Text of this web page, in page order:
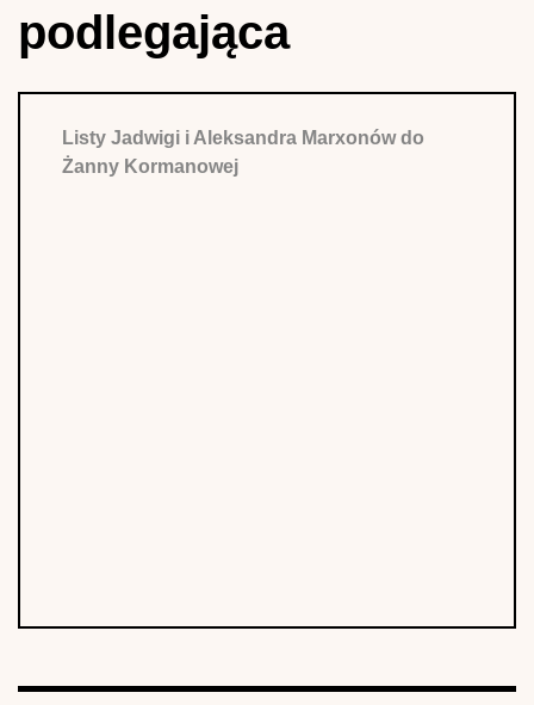
podlegająca
Listy Jadwigi i Aleksandra Marxonów do
Żanny Kormanowej